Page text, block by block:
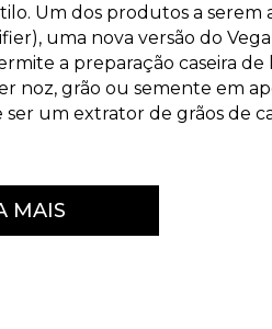
Um dos produtos a serem
uma nova versão do
a preparação caseira de
noz, grão ou semente em
ser um extrator de grãos de
MAIS